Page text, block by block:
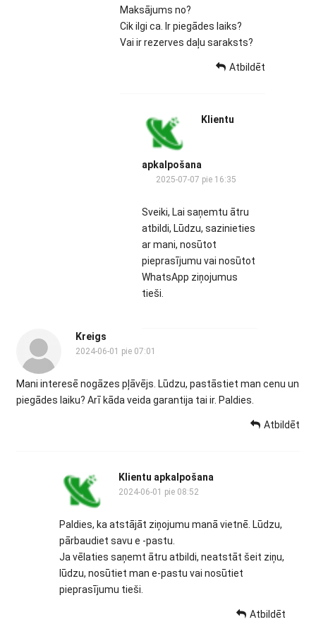
Maksājums no?
Cik ilgi ca. Ir piegādes laiks?
Vai ir rezerves daļu saraksts?
Atbildēt
Klientu
apkalpošana
2025-07-07 pie 16:35
Sveiki, Lai saņemtu ātru
atbildi, Lūdzu, sazinieties
ar mani, nosūtot
pieprasījumu vai nosūtot
WhatsApp ziņojumus
tieši.
Kreigs
2024-06-01 pie 07:01
Mani interesē nogāzes pļāvējs. Lūdzu, pastāstiet man cenu un
piegādes laiku? Arī kāda veida garantija tai ir. Paldies.
Atbildēt
Klientu apkalpošana
2024-06-01 pie 08:52
Paldies, ka atstājāt ziņojumu manā vietnē. Lūdzu,
pārbaudiet savu e -pastu.
Ja vēlaties saņemt ātru atbildi, neatstāt šeit ziņu,
lūdzu, nosūtiet man e-pastu vai nosūtiet
pieprasījumu tieši.
Atbildēt